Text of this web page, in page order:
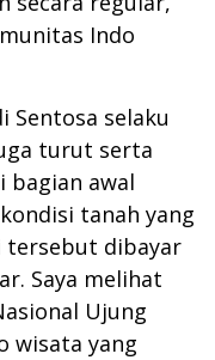
Indo
Sentosa selaku
turut serta
bagian awal
tanah yang
tersebut dibayar
Saya melihat
Ujung
wisata yang